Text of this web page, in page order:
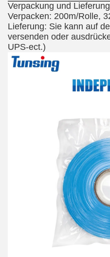
Verpackung und Lieferung
Verpacken: 200m/Rolle,
Lieferung: Sie kann auf
versenden oder
UPS-ect.)